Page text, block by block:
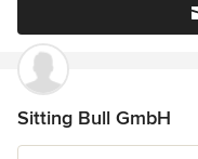
Sitting Bull GmbH